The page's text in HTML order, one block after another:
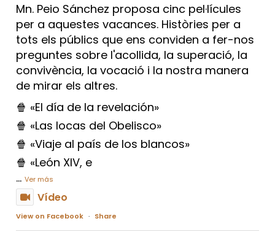
Mn. Peio Sánchez proposa cinc pel·lícules
per a aquestes vacances. Històries per a
tots els públics que ens conviden a fer-nos
preguntes sobre l'acollida, la superació, la
convivència, la vocació i la nostra manera
de mirar els altres.
🍿 «El día de la revelación»
🍿 «Las locas del Obelisco»
🍿 «Viaje al país de los blancos»
🍿 «León XIV, e
... Ver más
Vídeo
View on Facebook · Share